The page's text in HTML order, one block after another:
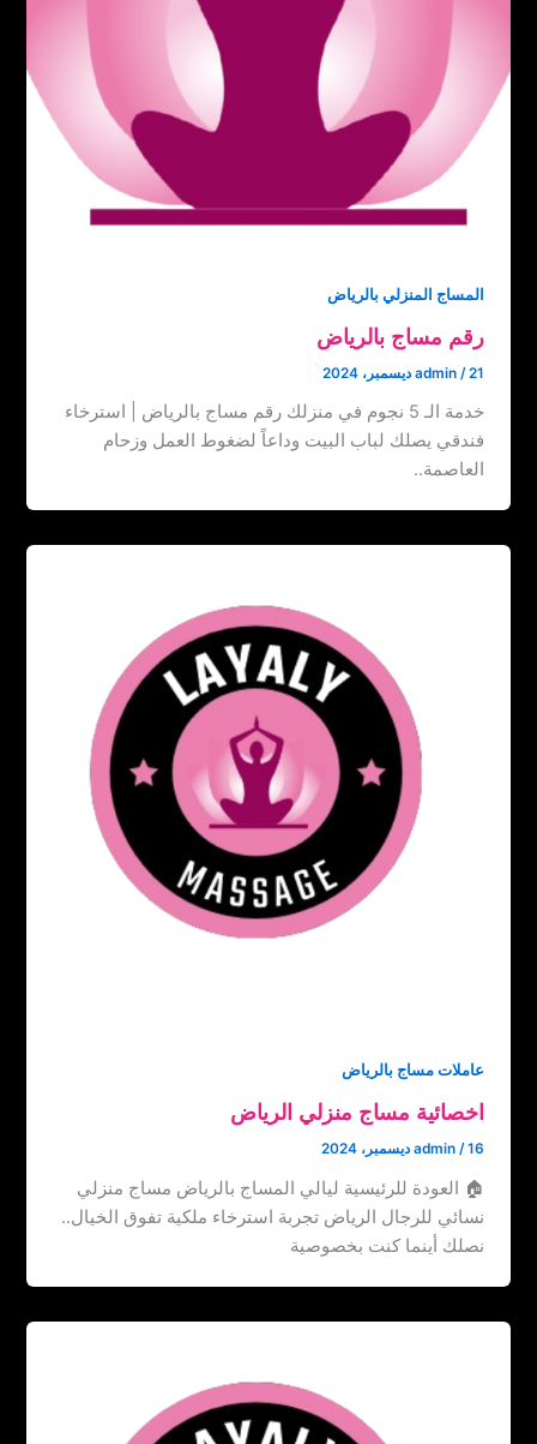
المساج المنزلي بالرياض
رقم مساج بالرياض
admin /21 ديسمبر، 2024
خدمة الـ 5 نجوم في منزلك رقم مساج بالرياض | استرخاء
فندقي يصلك لباب البيت وداعاً لضغوط العمل وزحام
العاصمة..
عاملات مساج بالرياض
اخصائية مساج منزلي الرياض
admin /16 ديسمبر، 2024
🏠 العودة للرئيسية ليالي المساج بالرياض مساج منزلي
نسائي للرجال الرياض تجربة استرخاء ملكية تفوق الخيال..
نصلك أينما كنت بخصوصية